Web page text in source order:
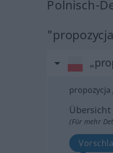
Polnisch-
propozycja
(Für mehr